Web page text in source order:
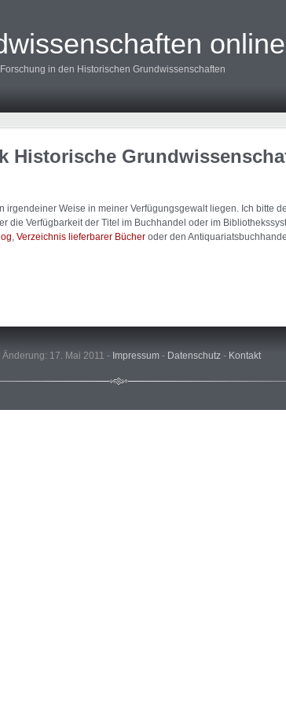
online
in den Historischen Grundwissenschaften
Historische
irgendeiner Weise in meiner Verfügungsgewalt liegen. Ich bitte
die Verfügbarkeit der Titel im Buchhandel oder im
Verzeichnis lieferbarer Bücher oder den
Änderung: 17. Mai 2011 - Impressum - Datenschutz - Kontakt